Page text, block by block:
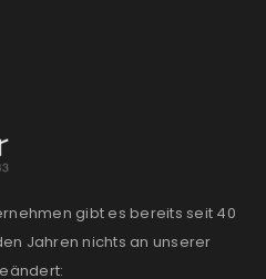
gibt es bereits seit 40
Jahren nichts an unserer